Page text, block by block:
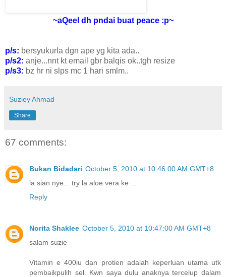
~aQeel dh pndai buat peace :p~
p/s: bersyukurla dgn ape yg kita ada..
p/s2: anje...nnt kt email gbr balqis ok..tgh resize
p/s3: bz hr ni slps mc 1 hari smlm..
Suziey Ahmad
Share
67 comments:
Bukan Bidadari October 5, 2010 at 10:46:00 AM GMT+8
la sian nye... try la aloe vera ke ...
Reply
Norita Shaklee October 5, 2010 at 10:47:00 AM GMT+8
salam suzie
Vitamin e 400iu dan protien adalah keperluan utama utk
pembaikpulih sel. Kwn saya dulu anaknya tercelup dalam